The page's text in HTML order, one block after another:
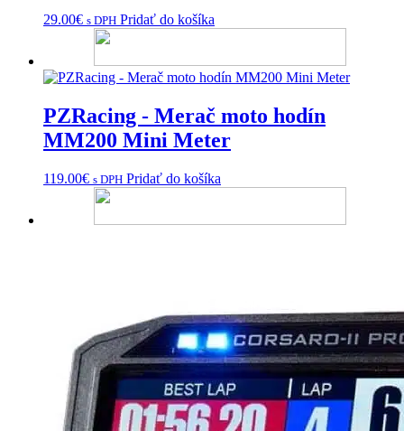
29.00€ s DPH Pridať do košíka
PZRacing - Merač moto hodín
MM200 Mini Meter
119.00€ s DPH Pridať do košíka